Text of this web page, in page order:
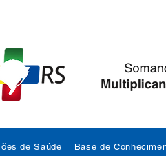
de Saúde Base de